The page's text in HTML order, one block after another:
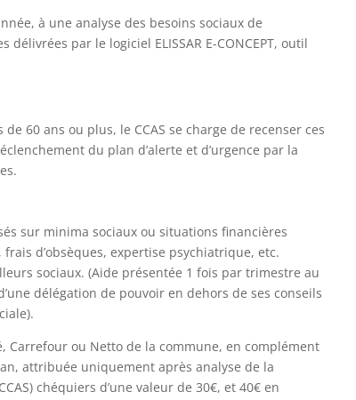
à une analyse des besoins sociaux de
par le logiciel ELISSAR E-CONCEPT, outil
60 ans ou plus, le CCAS se charge de recenser ces
du plan d’alerte et d’urgence par la
sur minima sociaux ou situations financières
d’obsèques, expertise psychiatrique, etc.
sociaux. (Aide présentée 1 fois par trimestre au
délégation de pouvoir en dehors de ses conseils
Carrefour ou Netto de la commune, en complément
attribuée uniquement après analyse de la
chéquiers d’une valeur de 30€, et 40€ en